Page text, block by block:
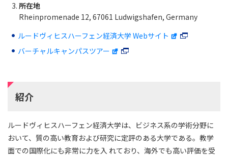
所在地
Rheinpromenade 12, 67061 Ludwigshafen, Germany
ルードヴィヒスハーフェン経済大学 Webサイト
バーチャルキャンパスツアー
紹介
ルードヴィヒスハーフェン経済大学は、ビジネス系の学術分野に
おいて、質の高い教育および研究に定評のある大学である。教学
面での国際化にも非常に力を入 れており、海外でも高い評価を受